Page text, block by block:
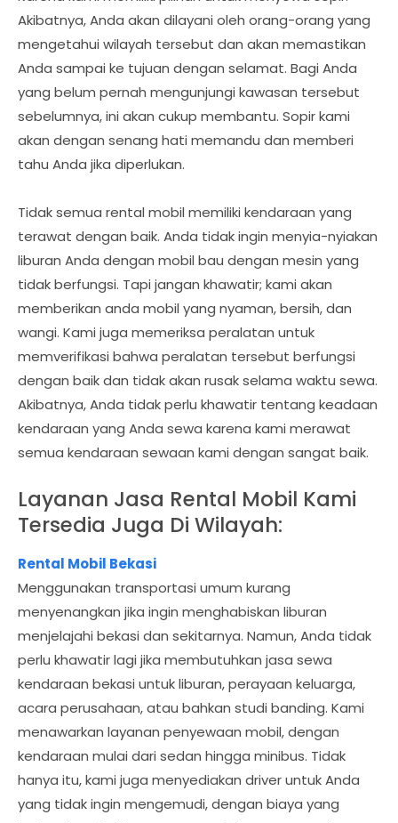
Akibatnya, Anda akan dilayani oleh orang-orang yang
mengetahui wilayah tersebut dan akan memastikan
Anda sampai ke tujuan dengan selamat. Bagi Anda
yang belum pernah mengunjungi kawasan tersebut
sebelumnya, ini akan cukup membantu. Sopir kami
akan dengan senang hati memandu dan memberi
tahu Anda jika diperlukan.
Tidak semua rental mobil memiliki kendaraan yang
terawat dengan baik. Anda tidak ingin menyia-nyiakan
liburan Anda dengan mobil bau dengan mesin yang
tidak berfungsi. Tapi jangan khawatir; kami akan
memberikan anda mobil yang nyaman, bersih, dan
wangi. Kami juga memeriksa peralatan untuk
memverifikasi bahwa peralatan tersebut berfungsi
dengan baik dan tidak akan rusak selama waktu sewa.
Akibatnya, Anda tidak perlu khawatir tentang keadaan
kendaraan yang Anda sewa karena kami merawat
semua kendaraan sewaan kami dengan sangat baik.
Layanan Jasa Rental Mobil Kami
Tersedia Juga Di Wilayah:
Rental Mobil Bekasi
Menggunakan transportasi umum kurang
menyenangkan jika ingin menghabiskan liburan
menjelajahi bekasi dan sekitarnya. Namun, Anda tidak
perlu khawatir lagi jika membutuhkan jasa sewa
kendaraan bekasi untuk liburan, perayaan keluarga,
acara perusahaan, atau bahkan studi banding. Kami
menawarkan layanan penyewaan mobil, dengan
kendaraan mulai dari sedan hingga minibus. Tidak
hanya itu, kami juga menyediakan driver untuk Anda
yang tidak ingin mengemudi, dengan biaya yang